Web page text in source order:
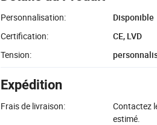
Personnalisation:
Disponible
Certification:
CE, LVD
Tension:
Expédition
Frais de livraison:
Contactez
estimé.